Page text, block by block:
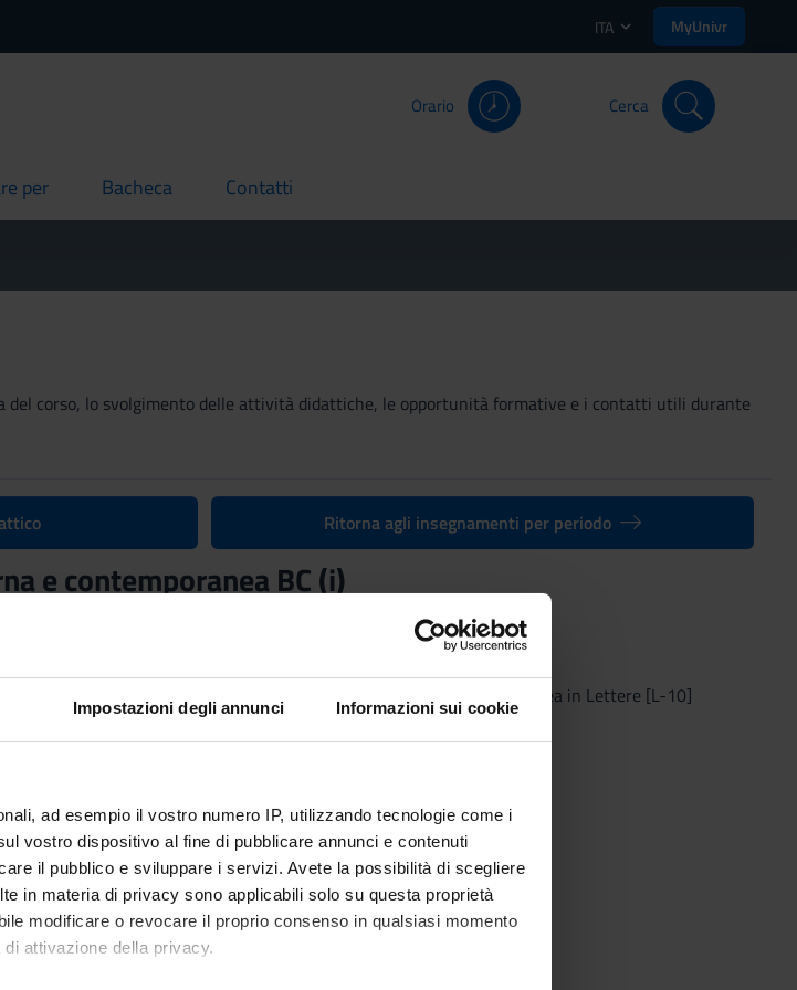
Impostazioni degli annunci Informazioni sui cookie
ad esempio il vostro numero IP, utilizzando tecnologie come i
vostro dispositivo al fine di pubblicare annunci e contenuti
il pubblico e sviluppare i servizi. Avete la possibilità di scegliere
in materia di privacy sono applicabili solo su questa proprietà
modificare o revocare il proprio consenso in qualsiasi momento
attivazione della privacy.
ITA MyUnivr
Orario Cerca
per Bacheca
current Contatti
current
corso, lo svolgimento delle attività didattiche, le opportunità formative e i contatti utili durante
Ritorna agli insegnamenti per periodo
e contemporanea BC (i)
Storia della musica moderna e contemporanea LT (i) (2012/2013) - Laurea in Lettere [L-10]